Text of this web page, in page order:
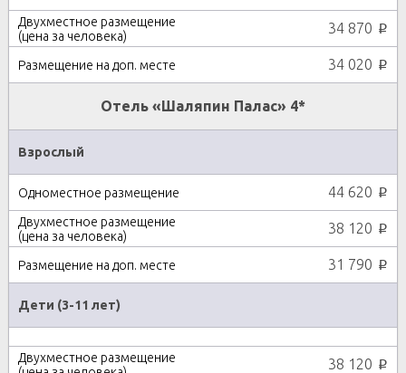
34 870 p
34 020 p
Отель «Шаляпин Палас» 4*
Взрослый
44 620 p
38 120 p
31 790 p
Дети (3-11 лет)
38 120 p